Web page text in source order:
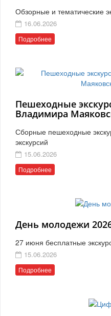
Обзорные и тематические
16.06.2026
Подробнее
Пешеходные
Владимира
Сборные пешеходные
экскурсий
15.06.2026
Подробнее
День молодежи
27 июня бесплатные
15.06.2026
Подробнее